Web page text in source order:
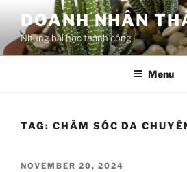
content
DOANH NHÂN
Những bài học thành công
Menu
TAG: CHĂM SÓC DA
POSTED
NOVEMBER 20, 2024